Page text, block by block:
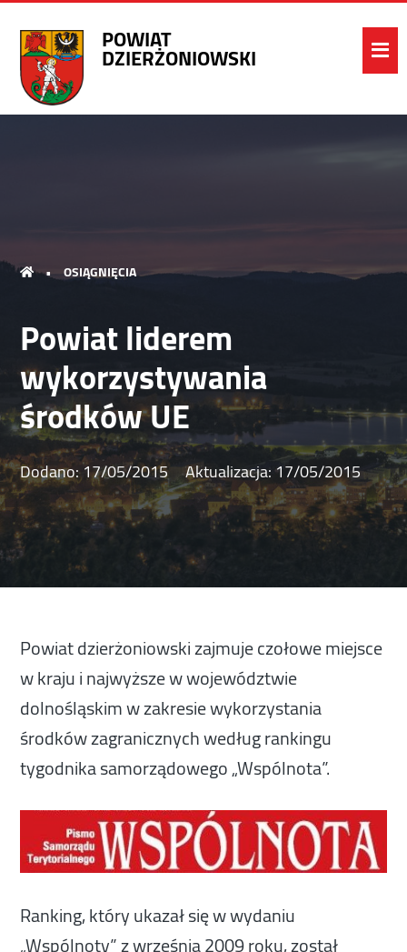
POWIAT
DZIERŻONIOWSKI
• OSIĄGNIĘCIA
Powiat liderem
wykorzystywania
środków UE
Dodano:17/05/2015 Aktualizacja:17/05/2015
Powiat dzierżoniowski zajmuje czołowe miejsce
w kraju i najwyższe w województwie
dolnośląskim w zakresie wykorzystania
środków zagranicznych według rankingu
tygodnika samorządowego „Wspólnota”.
Ranking, który ukazał się w wydaniu
„Wspólnoty” z września 2009 roku, został